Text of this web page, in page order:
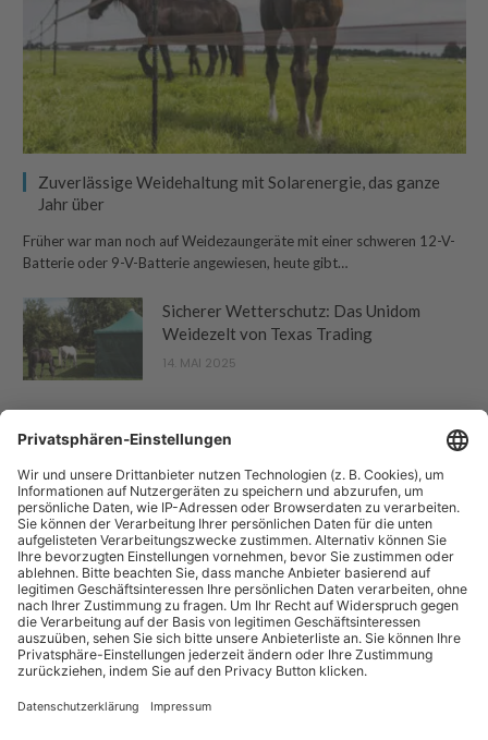
Zuverlässige Weidehaltung mit Solarenergie, das ganze
Jahr über
Früher war man noch auf Weidezaungeräte mit einer schweren 12-V-
Batterie oder 9-V-Batterie angewiesen, heute gibt…
Sicherer Wetterschutz: Das Unidom
Weidezelt von Texas Trading
14. MAI 2025
“Pferdebetrieb” ist eine Publikation der Sparte "Tier-Zeitschriften" der
Arbeitskreis Pferd